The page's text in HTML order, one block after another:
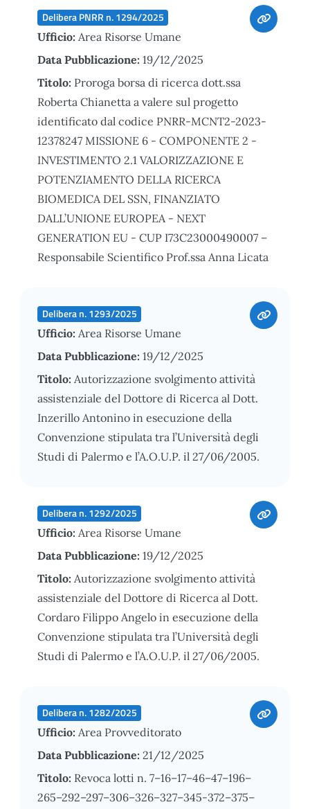
Delibera PNRR n. 1294/2025
Ufficio: Area Risorse Umane
Data Pubblicazione: 19/12/2025
Titolo: Proroga borsa di ricerca dott.ssa
Roberta Chianetta a valere sul progetto
identificato dal codice PNRR-MCNT2-2023-
12378247 MISSIONE 6 - COMPONENTE 2 -
INVESTIMENTO 2.1 VALORIZZAZIONE E
POTENZIAMENTO DELLA RICERCA
BIOMEDICA DEL SSN, FINANZIATO
DALL’UNIONE EUROPEA - NEXT
GENERATION EU - CUP I73C23000490007 –
Responsabile Scientifico Prof.ssa Anna Licata
Delibera n. 1293/2025
Ufficio: Area Risorse Umane
Data Pubblicazione: 19/12/2025
Titolo: Autorizzazione svolgimento attività
assistenziale del Dottore di Ricerca al Dott.
Inzerillo Antonino in esecuzione della
Convenzione stipulata tra l’Università degli
Studi di Palermo e l’A.O.U.P. il 27/06/2005.
Delibera n. 1292/2025
Ufficio: Area Risorse Umane
Data Pubblicazione: 19/12/2025
Titolo: Autorizzazione svolgimento attività
assistenziale del Dottore di Ricerca al Dott.
Cordaro Filippo Angelo in esecuzione della
Convenzione stipulata tra l’Università degli
Studi di Palermo e l’A.O.U.P. il 27/06/2005.
Delibera n. 1282/2025
Ufficio: Area Provveditorato
Data Pubblicazione: 21/12/2025
Titolo: Revoca lotti n. 7–16–17–46–47–196–
265–292–297–306–326–327–345-372–375–